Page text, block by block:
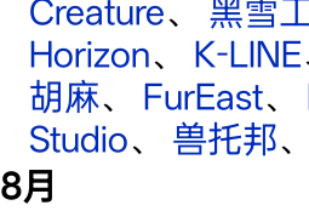
Creature、 黑雪
Horizon、 K-LINE
胡麻、 FurEast、
Studio、 兽托邦
8月